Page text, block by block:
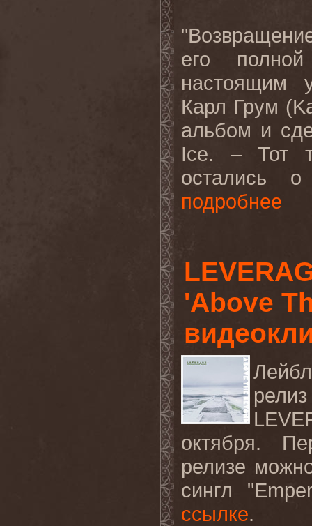
его
настоящим
Карл Грум
альбом и
Ice. – Тот
остались
подробнее
'Above
Лейбл
релиз
октября.
релизе
сингл "
ссылке.